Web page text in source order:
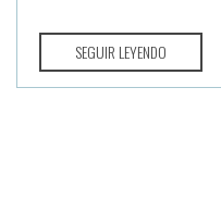
SEGUIR LEYENDO